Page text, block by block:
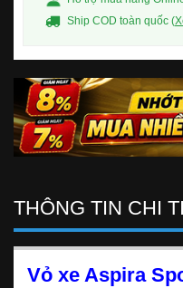
Ship COD toàn quốc (
THÔNG TIN CHI
Vỏ xe Aspira